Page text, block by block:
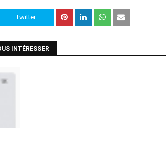
Twitter
INTÉRESSER